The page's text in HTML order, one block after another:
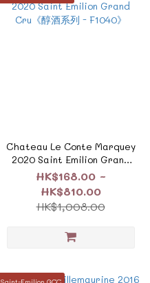
Chateau Le Conte Marquey
2020 Saint Emilion Grand
Cru《醇酒系列 - F1040》
HK$168.00 ~
HK$810.00
HK$1,008.00